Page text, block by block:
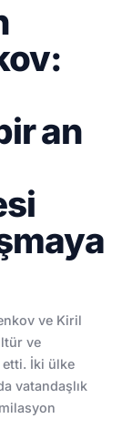
an
ve Kiril
ve
etti. İki ülke
vatandaşlık